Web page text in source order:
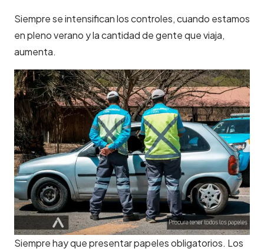
Siempre se intensifican los controles, cuando estamos
en pleno verano y la cantidad de gente que viaja,
aumenta.
Siempre hay que presentar papeles obligatorios. Los